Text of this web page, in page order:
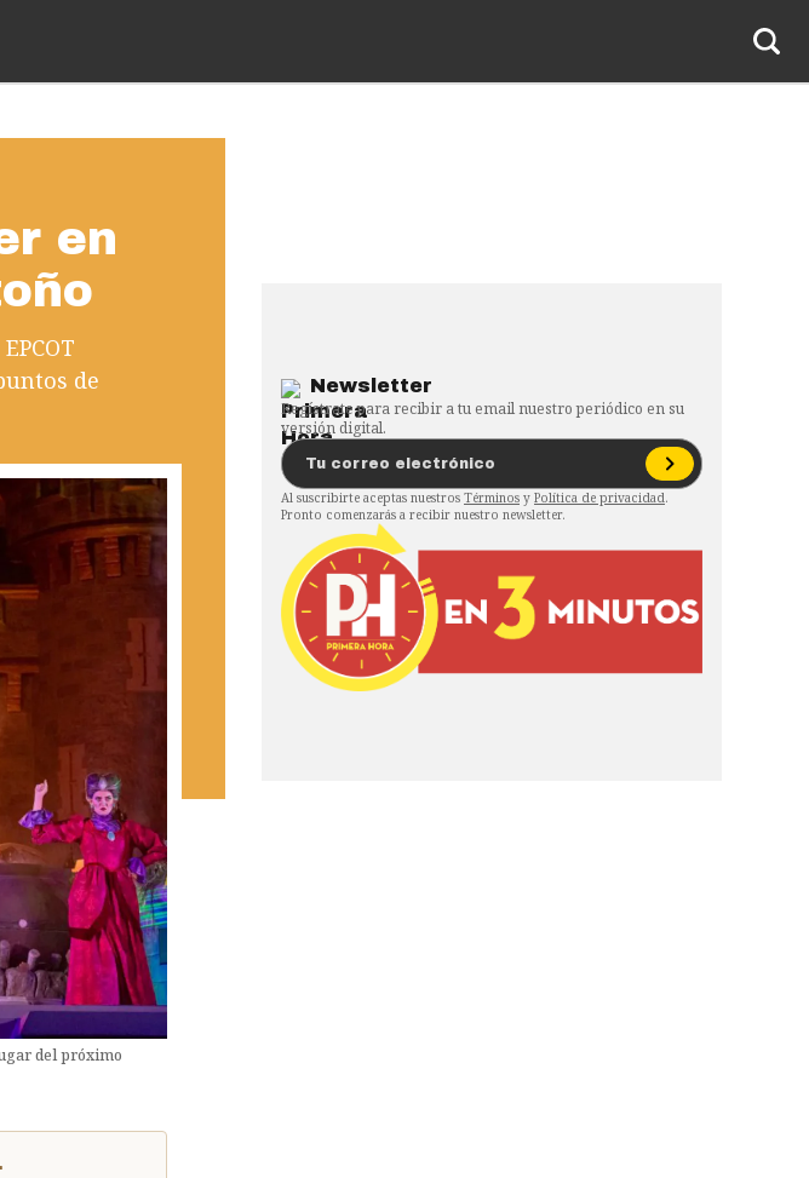
en
de
del próximo
Newsletter
Regístrate para recibir a tu email nuestro periódico en su
versión digital.
Al suscribirte aceptas nuestros Términos y Política de privacidad.
Pronto comenzarás a recibir nuestro newsletter.